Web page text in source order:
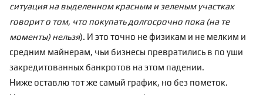
ситуация на выделенном красным и зеленым участках
говорит о том, что покупать долгосрочно пока (на те
моменты) нельзя). И это точно не физикам и не мелким и
средним майнерам, чьи бизнесы превратились в по уши
закредитованных банкротов на этом падении.
Ниже оставлю тот же самый график, но без пометок.